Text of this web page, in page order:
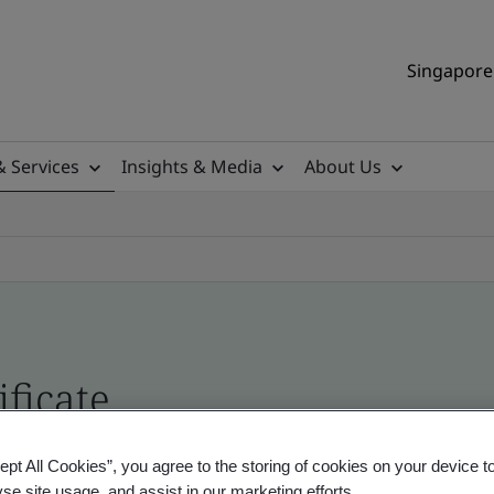
Services Insights & Media
About Us
- Validation and Verification,
All Cookies”, you agree to the storing of cookies on your device